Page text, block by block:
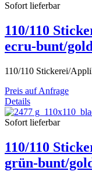
Sofort lieferbar
110/110
ecru-bunt/gold
110/110 Stickerei/
Preis auf Anfrage
Details
Sofort lieferbar
110/110
grün-bunt/